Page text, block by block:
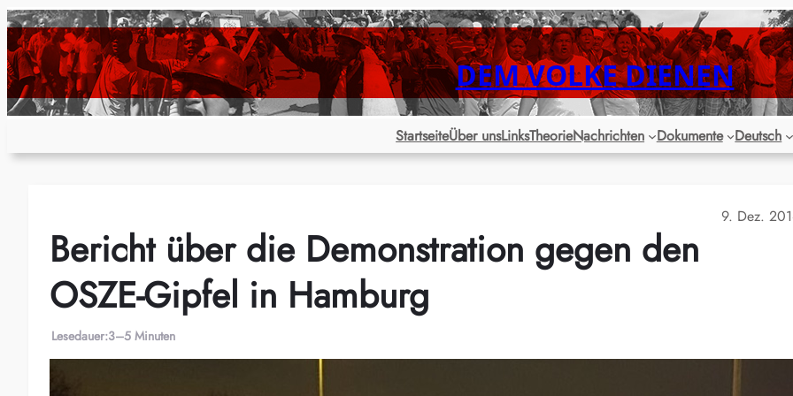
Zum
Inhalt
springen
DEM VOLKE DIENEN
StartseiteÜber unsLinksTheorieNachrichten Dokumente Deutsch
9. Dez.
Bericht über die Demonstration gegen den
OSZE-Gipfel in Hamburg
Lesedauer:3–5 Minuten